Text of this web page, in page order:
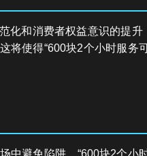
化和消费者权益意识的提
将使得“600块2个小时服务